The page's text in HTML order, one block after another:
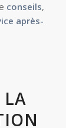
conseils,
après-
LA